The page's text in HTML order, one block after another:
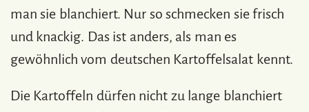
man sie blanchiert. Nur so schmecken sie frisch
und knackig. Das ist anders, als man es
gewöhnlich vom deutschen Kartoffelsalat kennt.
Die Kartoffeln dürfen nicht zu lange blanchiert